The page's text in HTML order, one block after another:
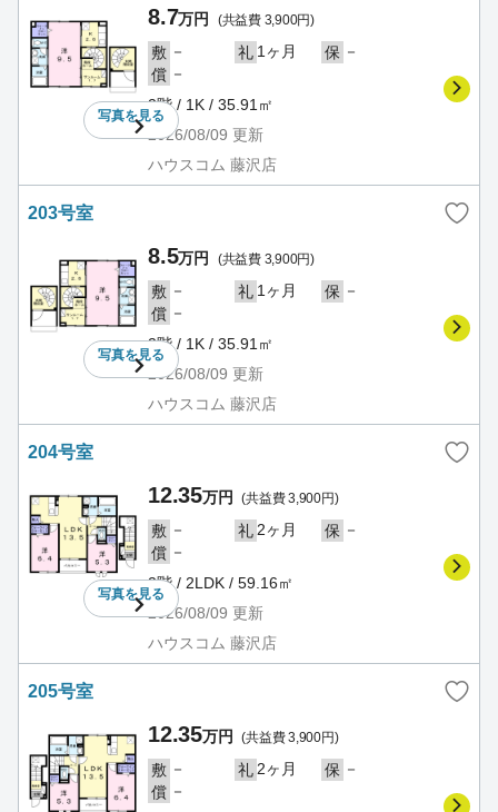
写真を見る
8.7万円 (共益費 3,900円)
敷 － 礼 1ヶ月 保 －
償 －
2階 / 1K / 35.91㎡
2026/08/09 更新
ハウスコム 藤沢店
203号室
写真を見る
8.5万円 (共益費 3,900円)
敷 － 礼 1ヶ月 保 －
償 －
2階 / 1K / 35.91㎡
2026/08/09 更新
ハウスコム 藤沢店
204号室
写真を見る
12.35万円 (共益費 3,900円)
敷 － 礼2ヶ月 保 －
償 －
2階 / 2LDK / 59.16㎡
2026/08/09 更新
ハウスコム 藤沢店
205号室
12.35万円 (共益費 3,900円)
敷 － 礼2ヶ月 保 －
償 －